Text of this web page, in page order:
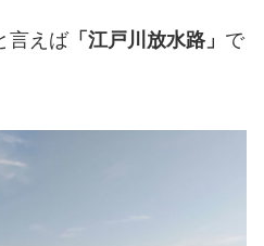
言えば「江戸川放水路」 で